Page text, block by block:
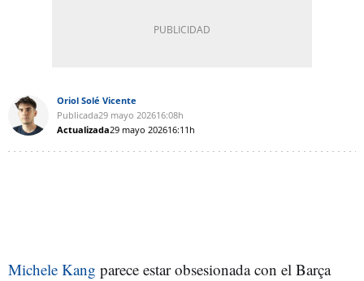
Oriol Solé Vicente
Publicada29 mayo 202616:08h
Actualizada29 mayo 202616:11h
Michele Kang parece estar obsesionada con el Barça